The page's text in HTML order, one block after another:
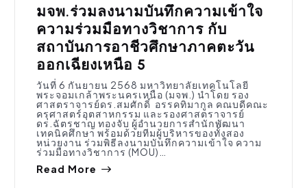
มจพ.ร่วมลงนามบันทึกความเข้าใจ
ความร่วมมือทางวิชาการ กับ
สถาบันการอาชีวศึกษาภาคตะวัน
ออกเฉียงเหนือ 5
วันที่ 6 กันยายน 2568 มหาวิทยาลัยเทคโนโลยี
พระจอมเกล้าพระนครเหนือ (มจพ.) นำโดย รอง
ศาสตราจารย์ดร.สมศักดิ์ อรรคทิมากูล คณบดีคณะ
ครุศาสตร์อุตสาหกรรม และรองศาสตราจารย์
ดร.ฉัตรชาญ ทองจับ ผู้อำนวยการสำนักพัฒนา
เทคนิคศึกษา พร้อมด้วยทีมผู้บริหารของทั้งสอง
หน่วยงาน ร่วมพิธีลงนามบันทึกความเข้าใจ ความ
ร่วมมือทางวิชาการ (MOU)…
Read More